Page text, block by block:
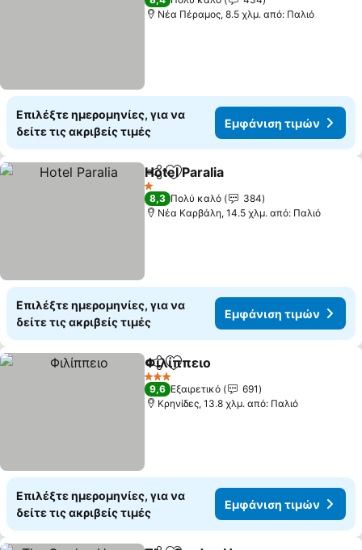
Νέα Πέραμος, 8.5 χλμ. από: Παλιό
Επιλέξτε ημερομηνίες, για να
δείτε τις ακριβείς τιμές
Εμφάνιση τιμών
Κοινοποίηση
Προσθήκη στα αγαπημένα
Hotel Paralia
1 Αστέρια
8,3 Πολύ καλό
384
Νέα Καρβάλη, 14.5 χλμ. από: Παλιό
Επιλέξτε ημερομηνίες, για να
δείτε τις ακριβείς τιμές
Εμφάνιση τιμών
Κοινοποίηση
Προσθήκη στα αγαπημένα
Φιλίππειο
3 Αστέρια
9,6 Εξαιρετικό
691
Κρηνίδες, 13.8 χλμ. από: Παλιό
Επιλέξτε ημερομηνίες, για να
δείτε τις ακριβείς τιμές
Εμφάνιση τιμών